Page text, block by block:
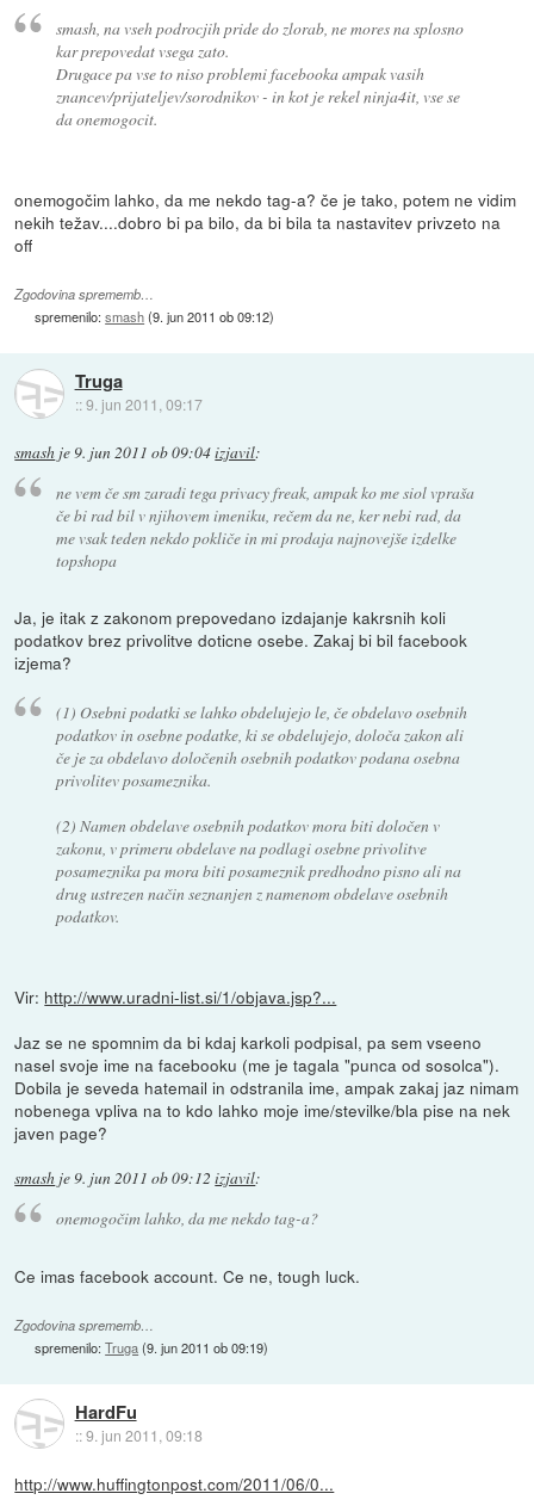
smash, na vseh podrocjih pride do zlorab, ne mores na splosno
kar prepovedat vsega zato.
Drugace pa vse to niso problemi facebooka ampak vasih
znancev/prijateljev/sorodnikov - in kot je rekel ninja4it, vse se
da onemogocit.
onemogočim lahko, da me nekdo tag-a? če je tako, potem ne vidim
nekih težav....dobro bi pa bilo, da bi bila ta nastavitev privzeto na
off
Zgodovina sprememb…
spremenilo:smash(9. jun 2011 ob 09:12)
Truga
::9. jun 2011, 09:17
smash je9. jun 2011 ob 09:04izjavil:
ne vem če sm zaradi tega privacy freak, ampak ko me siol vpraša
če bi rad bil v njihovem imeniku, rečem da ne, ker nebi rad, da
me vsak teden nekdo pokliče in mi prodaja najnovejše izdelke
topshopa
Ja, je itak z zakonom prepovedano izdajanje kakrsnih koli
podatkov brez privolitve doticne osebe. Zakaj bi bil facebook
izjema?
(1) Osebni podatki se lahko obdelujejo le, če obdelavo osebnih
podatkov in osebne podatke, ki se obdelujejo, določa zakon ali
če je za obdelavo določenih osebnih podatkov podana osebna
privolitev posameznika.
(2) Namen obdelave osebnih podatkov mora biti določen v
zakonu, v primeru obdelave na podlagi osebne privolitve
posameznika pa mora biti posameznik predhodno pisno ali na
drug ustrezen način seznanjen z namenom obdelave osebnih
podatkov.
Vir: http://www.uradni-list.si/1/objava.jsp?...
Jaz se ne spomnim da bi kdaj karkoli podpisal, pa sem vseeno
nasel svoje ime na facebooku (me je tagala "punca od sosolca").
Dobila je seveda hatemail in odstranila ime, ampak zakaj jaz nimam
nobenega vpliva na to kdo lahko moje ime/stevilke/bla pise na nek
javen page?
smash je9. jun 2011 ob 09:12 izjavil:
onemogočim lahko, da me nekdo tag-a?
Ce imas facebook account. Ce ne, tough luck.
Zgodovina sprememb…
spremenilo:Truga(9. jun 2011 ob 09:19)
HardFu
::9. jun 2011, 09:18
http://www.huffingtonpost.com/2011/06/0...